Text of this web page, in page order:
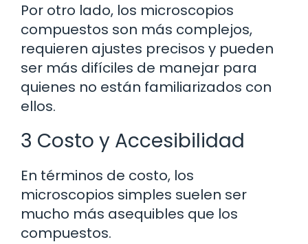
Por otro lado, los microscopios
compuestos son más complejos,
requieren ajustes precisos y pueden
ser más difíciles de manejar para
quienes no están familiarizados con
ellos.
3 Costo y Accesibilidad
En términos de costo, los
microscopios simples suelen ser
mucho más asequibles que los
compuestos.